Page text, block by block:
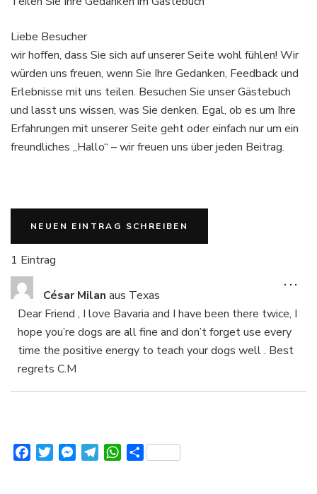
Liebe Besucher
wir hoffen, dass Sie sich auf unserer Seite wohl fühlen! Wir
würden uns freuen, wenn Sie Ihre Gedanken, Feedback und
Erlebnisse mit uns teilen. Besuchen Sie unser Gästebuch
und lasst uns wissen, was Sie denken. Egal, ob es um Ihre
Erfahrungen mit unserer Seite geht oder einfach nur um ein
freundliches „Hallo“ – wir freuen uns über jeden Beitrag.
1 Eintrag
César Milan aus Texas
Dear Friend , I love Bavaria and I have been there twice, I
hope you’re dogs are all fine and don’t forget use every
time the positive energy to teach your dogs well . Best
regrets C.M
...
FacebookTwitterMessenger
TelegramWhatsApp
Teilen